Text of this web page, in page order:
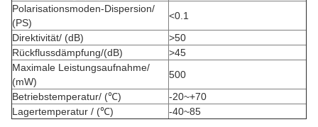
Polarisationsmoden-Dispersion/
(PS)
<0.1
Direktivität/ (dB)
>50
Rückflussdämpfung/(dB)
>45
Maximale Leistungsaufnahme/
(mW)
500
Betriebstemperatur/ (℃)
-20~+70
Lagertemperatur / (℃)
-40~85